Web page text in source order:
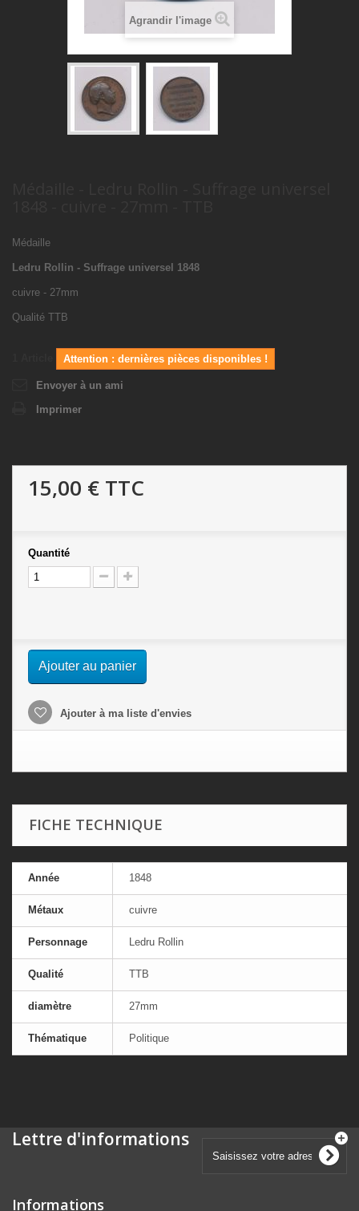
Agrandir l'image
Médaille
Ledru Rollin - Suffrage universel 1848
cuivre - 27mm
Qualité TTB
Attention : dernières pièces disponibles !
Envoyer à un ami
Imprimer
15,00 € TTC
Quantité
Ajouter au panier
Ajouter à ma liste d'envies
FICHE TECHNIQUE
Année 1848
Métaux cuivre
Personnage Ledru Rollin
Qualité TTB
diamètre 27mm
Thématique Politique
Lettre d'informations
Informations